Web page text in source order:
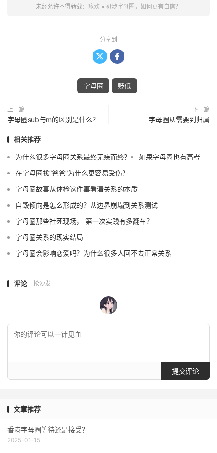
未经允许不得转载： 瘾欢 » 初涉字母圈，如何更有自信？
分享到
 
字母圈 贬低
上一篇
字母圈sub与m的区别是什么？
下一篇
字母圈从需要到归属
相关推荐
为什么很多字母圈关系最终无疾而终？
如果字母圈也有高考
在字母圈找“爸爸”为什么更容易受伤？
字母圈故事从体检这件事看清关系的本质
自毁倾向是怎么形成的？从边界崩塌到关系测试
字母圈那些社死现场， 第一次实践有多翻车？
字母圈关系的现实结局
字母圈会影响恋爱吗？为什么很多人回不去正常关系
评论 抢沙发
提交评论
文章推荐
香港字母圈等待还是接受？
2025-01-15